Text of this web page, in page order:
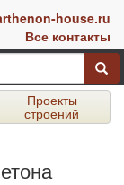
house.ru
Все контакты
Проекты
строений